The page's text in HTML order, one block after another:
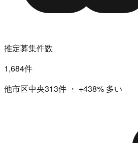
推定募集件数
1,684件
他市区中央313件 ・ +438% 多い